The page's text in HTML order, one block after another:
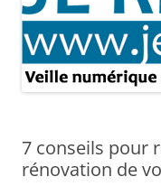
7 conseils pour
rénovation de